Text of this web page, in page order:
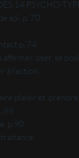
14 PSYCHO-
soi. p. 70
p. 74
oser, se
à l’action.
plaisir et prendre
86
p.90